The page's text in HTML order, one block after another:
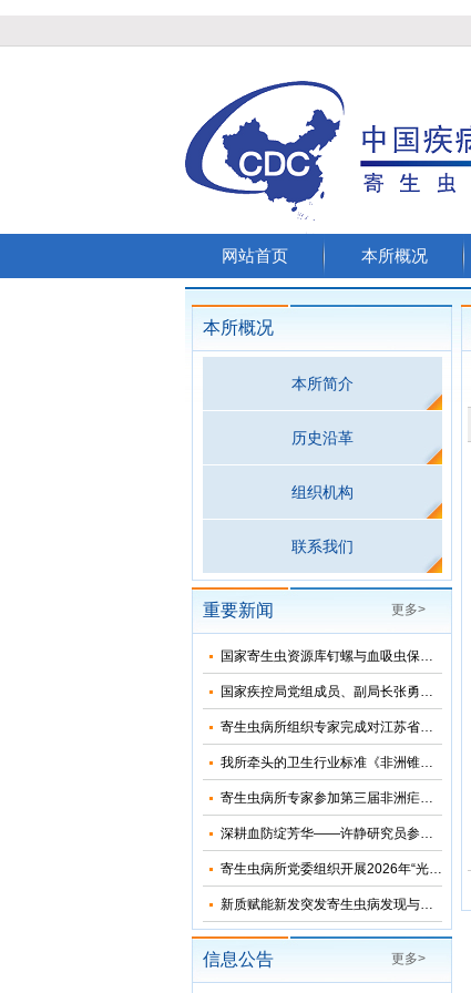
网站首页 本所概况
本所概况
本所简介
历史沿革
组织机构
联系我们
重要新闻 更多>
国家寄生虫资源库钉螺与血吸虫保藏基地十五五”发展规划暨五方共建工作研讨会在上海召开
国家疾控局党组成员、副局长张勇到寄生虫病所调研指导
寄生虫病所组织专家完成对江苏省和湖北省2026年疟疾再传播风险评估
我所牵头的卫生行业标准《非洲锥虫病诊断》正式发布
寄生虫病所专家参加第三届非洲疟疾消除国际研讨会并分享中国抗疟经验
深耕血防绽芳华——许静研究员参加2026年“我和我的疾控故事”宣讲会
寄生虫病所党委组织开展2026年“光荣在党50年”纪念章颁发仪式
新质赋能新发突发寄生虫病发现与科研能力提升培训班在苏州成功举办
信息公告 更多>